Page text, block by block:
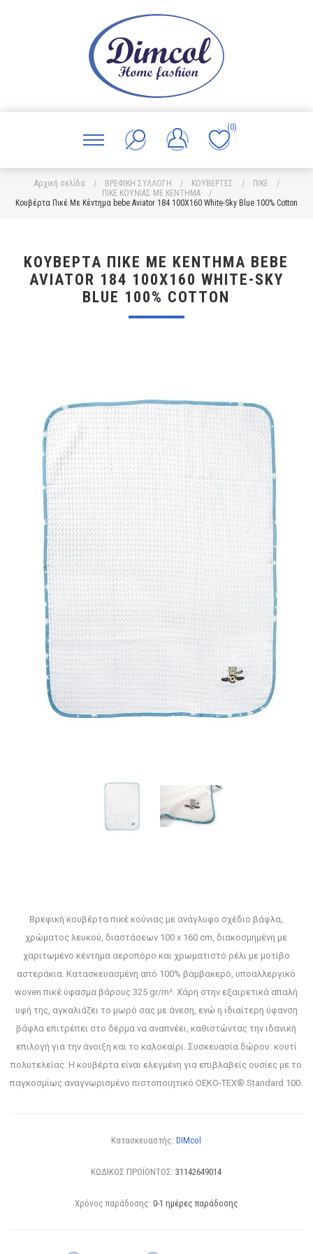
(0)
Αρχική σελίδα / ΒΡΕΦΙΚΗ ΣΥΛΛΟΓΗ / ΚΟΥΒΕΡΤΕΣ / ΠΙΚΕ
/
ΠΙΚΕ ΚΟΥΝΙΑΣ ΜΕ ΚΕΝΤΗΜΑ
/
Κουβέρτα Πικέ Με Κέντημα bebe Aviator 184 100X160 White-Sky Blue 100% Cotton
ΚΟΥΒΈΡΤΑ ΠΙΚΈ ΜΕ ΚΈΝΤΗΜΑ BEBE
AVIATOR 184 100X160 WHITE-SKY
BLUE 100% COTTON
Βρεφική κουβέρτα πικέ κούνιας με ανάγλυφο σχέδιο βάφλα,
χρώματος λευκού, διαστάσεων 100 x 160 cm, διακοσμημένη με
χαριτωμένο κέντημα αεροπόρο και χρωματιστό ρέλι με μοτίβο
αστεράκια. Κατασκευασμένη από 100% βαμβακερό, υποαλλεργικό
woven πικέ ύφασμα βάρους 325 gr/m². Χάρη στην εξαιρετικά απαλή
υφή της, αγκαλιάζει το μωρό σας με άνεση, ενώ η ιδιαίτερη ύφανση
βάφλα επιτρέπει στο δέρμα να αναπνέει, καθιστώντας την ιδανική
επιλογή για την άνοιξη και το καλοκαίρι. Συσκευασία δώρου: κουτί
πολυτελείας. Η κουβέρτα είναι ελεγμένη για επιβλαβείς ουσίες με το
παγκοσμίως αναγνωρισμένο πιστοποιητικό OEKO-TEX® Standard 100.
Κατασκευαστής: DIMcol
ΚΩΔΙΚΟΣ ΠΡΟΪΟΝΤΟΣ: 31142649014
Χρόνος παράδοσης: 0-1 ημέρες παράδοσης